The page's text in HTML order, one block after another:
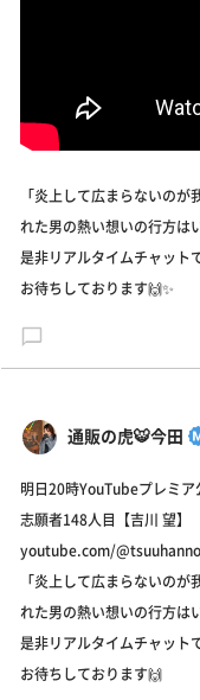
「炎上して広まらないの
れた男の熱い想いの行方は
是非リアルタイムチャット
お待ちしております🙌✨
通販の虎🐯今田
明日20時YouTubeプレミア
志願者148人目【吉川 望】
youtube.com/
「炎上して広まらないの
れた男の熱い想いの行方は
是非リアルタイムチャット
お待ちしております🙌